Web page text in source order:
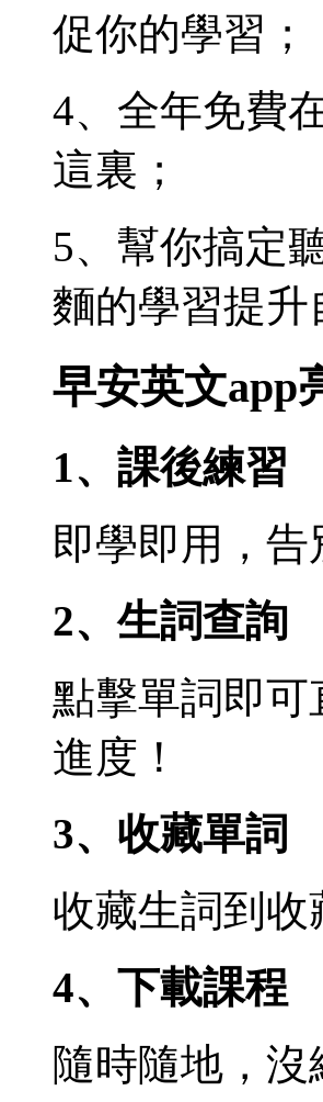
促你的學習；
4、全年免費
這裏；
5、幫你搞定
麵的學習提
早安英文app
1、課後練習
即學即用，
2、生詞查詢
點擊單詞即
進度！
3、收藏單詞
收藏生詞到
4、下載課程
隨時隨地，